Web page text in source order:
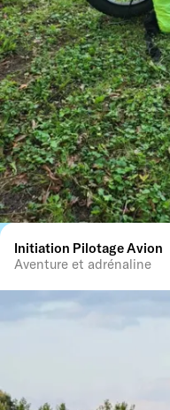
Initiation Pilotage Avion
Aventure et adrénaline